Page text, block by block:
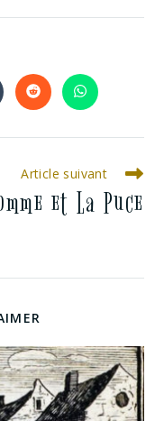
Article suivant
et La Puce